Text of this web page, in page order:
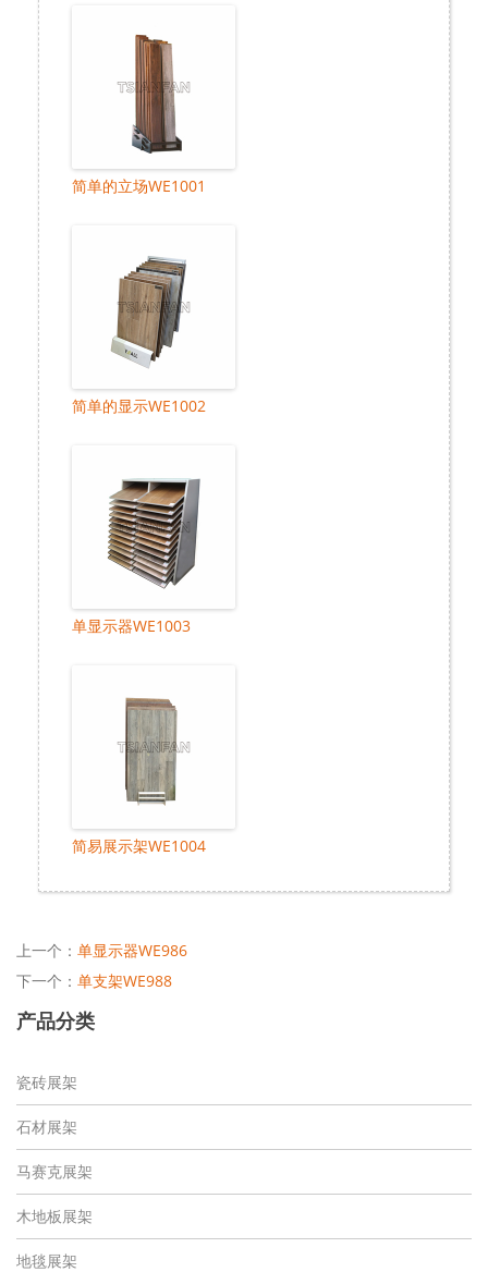
简单的立场WE1001
简单的显示WE1002
单显示器WE1003
简易展示架WE1004
上一个： 单显示器WE986
下一个： 单支架WE988
产品分类
瓷砖展架
石材展架
马赛克展架
木地板展架
地毯展架